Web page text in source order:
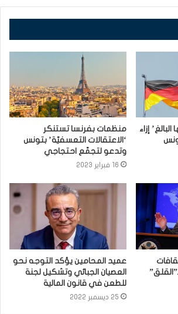
إزاء
منظمات بفرنسا تستنكر
‘الاعتقالات التعسفيّة’ بتونس
وتدعو لتجمّع احتجاجي
16 فبراير 2023
عميد المحامين يؤكد التوجه نحو
العصيان الجبائي وتشكيل لجنة
للطعن في قانون المالية
25 ديسمبر 2022